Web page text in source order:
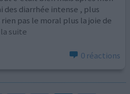
diarrhée intense , plus
pas le moral plus la joie de
suite
0 réactions